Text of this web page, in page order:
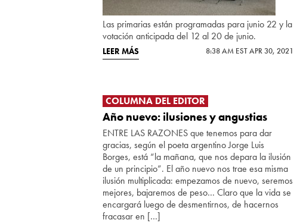
Las primarias están programadas para junio 22 y la
votación anticipada del 12 al 20 de junio.
LEER MÁS 8:38 AM EST APR 30, 2021
COLUMNA DEL EDITOR
Año nuevo: ilusiones y angustias
ENTRE LAS RAZONES que tenemos para dar
gracias, según el poeta argentino Jorge Luis
Borges, está “la mañana, que nos depara la ilusión
de un principio”. El año nuevo nos trae esa misma
ilusión multiplicada: empezamos de nuevo, seremos
mejores, bajaremos de peso… Claro que la vida se
encargará luego de desmentirnos, de hacernos
fracasar en […]